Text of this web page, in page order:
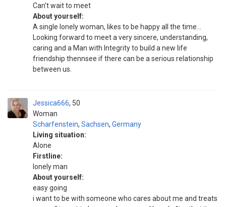
Can't wait to meet
About yourself:
A single lonely woman, likes to be happy all the time...
Looking forward to meet a very sincere, understanding,
caring and a Man with Integrity to build a new life
friendship thennsee if there can be a serious relationship
between us.
Jessica666
Woman
50
Scharfenstein, Sachsen, Germany
Living situation:
Alone
Firstline:
lonely man
About yourself:
easy going
i want to be with someone who cares about me and treats